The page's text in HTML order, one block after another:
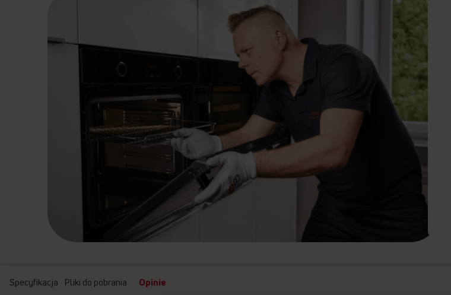
Specyfikacja Pliki do pobrania Opinie